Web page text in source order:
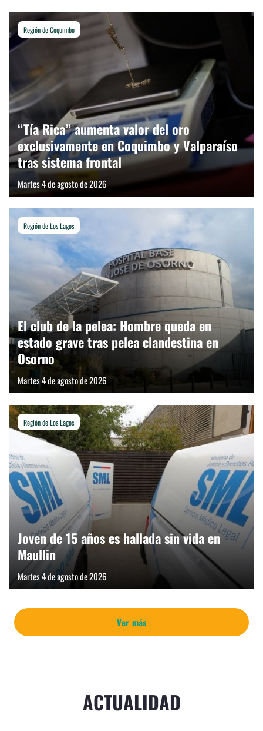
Ver más
Región de Coquimbo
“Tía Rica” aumenta valor del oro
exclusivamente en Coquimbo y Valparaíso
tras sistema frontal
Martes 4 de agosto de 2026
Región de Los Lagos
El club de la pelea: Hombre queda en
estado grave tras pelea clandestina en
Osorno
Martes 4 de agosto de 2026
Región de Los Lagos
Joven de 15 años es hallada sin vida en
Maullin
Martes 4 de agosto de 2026
ACTUALIDAD